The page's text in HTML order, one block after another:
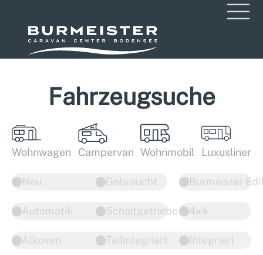
Fahrzeugsuche
Wohnwagen Campervan Wohnmobil Luxusliner
Neu Gebraucht
4x4
Automatik Schaltgetriebe
Burmeister
Alkoven Teilintegriert Integriert